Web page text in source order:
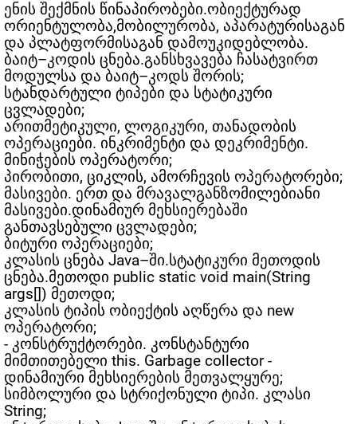
ენის შექმნის წინაპირობები.ობიექტურად
ორიენტულობა,მობილურობა, აპარატურისაგან
და პლატფორმისაგან დამოუკიდებლობა.
ბაიტ–კოდის ცნება.განსხვავება ჩასატვირთ
მოდულსა და ბაიტ–კოდს შორის;
სტანდარტული ტიპები და სტატიკური
ცვლადები;
არითმეტიკული, ლოგიკური, თანადობის
ოპერაციები. ინკრიმენტი და დეკრიმენტი.
მინიჭების ოპერატორი;
პირობითი, ციკლის, ამორჩევის ოპერატორები;
მასივები. ერთ და მრავალგანზომილებიანი
მასივები.დინამიურ მეხსიერებაში
განთავსებული ცვლადები;
ბიტური ოპერაციები;
კლასის ცნება Java–ში.სტატიკური მეთოდის
ცნება.მეთოდი public static void main(String
args[]) მეთოდი;
კლასის ტიპის ობიექტის აღწერა და new
ოპერატორი;
- კონსტრუქტორები. კონსტანტური
მიმთითებელი this. Garbage collector -
დინამიური მეხსიერების მეთვალყურე;
სიმბოლური და სტრიქონული ტიპი. კლასი
String;